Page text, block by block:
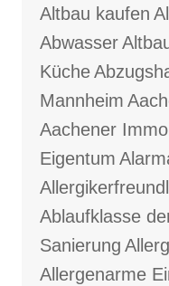
Altbau kaufen
Abwasser
Küche
Mannheim
Aachener
Eigentum
Ablaufklasse
Sanierung
Allergenarme